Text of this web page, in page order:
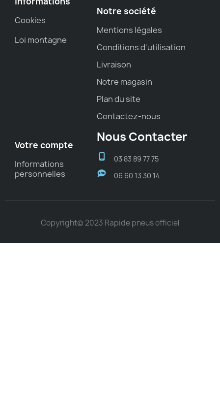
Cookies
Loi montagne
Notre société
Mentions légales
Conditions d'utilisation
Livraison
Notre magasin
Plan du site
Contactez-nous
Votre compte
Informations
personnelles
Nous Contacter
03 83 89 77 75
06 60 13 30 14
Copyright© 2023 Rapide pneus officiel